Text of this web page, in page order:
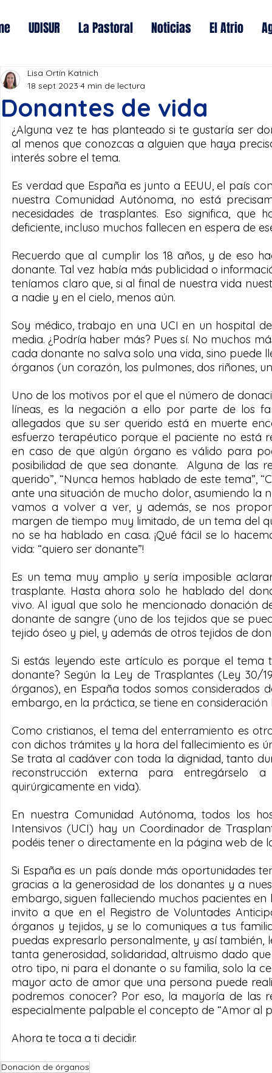
UDISUR La Pastoral Noticias El Atrio
Donantes de vida
Lisa Ortín Katnich
18 sept 2023 4 min de lectura
¿Alguna vez te has planteado si te gustaría ser
al menos que conozcas a alguien que haya
interés sobre el tema.
Es verdad que España es junto a EEUU, el país
nuestra Comunidad Autónoma, no está
necesidades de trasplantes. Eso significa,
deficiente, incluso muchos fallecen en espera de
Recuerdo que al cumplir los 18 años, y de eso
donante. Tal vez había más publicidad o
teníamos claro que, si al final de nuestra vida
a nadie y en el cielo, menos aún.
Soy médico, trabajo en una UCI en un hospital
media. ¿Podría haber más? Pues sí. No muchos
cada donante no salva solo una vida, sino puede
órganos (un corazón, los pulmones, dos riñones,
Uno de los motivos por el que el número de
líneas, es la negación a ello por parte de los
allegados que su ser querido está en muerte
esfuerzo terapéutico porque el paciente no está
en caso de que algún órgano es válido para
posibilidad de que sea donante.  Alguna de las
querido”, “Nunca hemos hablado de este tema”,
ante una situación de mucho dolor, asumiendo la
vamos a volver a ver, y además, se nos
margen de tiempo muy limitado, de un tema del
no se ha hablado en casa. ¡Qué fácil se lo
vida: “quiero ser donante”!
Es un tema muy amplio y sería imposible
trasplante. Hasta ahora solo he hablado del
vivo. Al igual que solo he mencionado donación
donante de sangre (uno de los tejidos que se
tejido óseo y piel, y además de otros tejidos de
Si estás leyendo este artículo es porque el
donante? Según la Ley de Trasplantes (Ley 30/
órganos), en España todos somos considerados
embargo, en la práctica, se tiene en
Como cristianos, el tema del enterramiento es
con dichos trámites y la hora del fallecimiento es
Se trata al cadáver con toda la dignidad, tanto
reconstrucción externa para entregárselo
quirúrgicamente en vida).
En nuestra Comunidad Autónoma, todos los
Intensivos (UCI) hay un Coordinador de
podéis tener o directamente en la página web de
Si España es un país donde más oportunidades
gracias a la generosidad de los donantes y a
embargo, siguen falleciendo muchos pacientes
invito a que en el Registro de Voluntades
órganos y tejidos, y se lo comuniques a tus
puedas expresarlo personalmente, y así
tanta generosidad, solidaridad, altruismo dado
otro tipo, ni para el donante o su familia, solo la
mayor acto de amor que una persona puede
podremos conocer? Por eso, la mayoría de las
especialmente palpable el concepto de “Amor al
Ahora te toca a ti decidir.
Donación de órganos